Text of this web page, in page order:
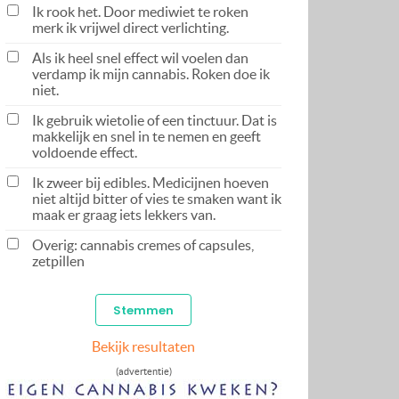
Ik rook het. Door mediwiet te roken
merk ik vrijwel direct verlichting.
Als ik heel snel effect wil voelen dan
verdamp ik mijn cannabis. Roken doe ik
niet.
Ik gebruik wietolie of een tinctuur. Dat is
makkelijk en snel in te nemen en geeft
voldoende effect.
Ik zweer bij edibles. Medicijnen hoeven
niet altijd bitter of vies te smaken want ik
maak er graag iets lekkers van.
Overig: cannabis cremes of capsules,
zetpillen
Bekijk resultaten
(advertentie)